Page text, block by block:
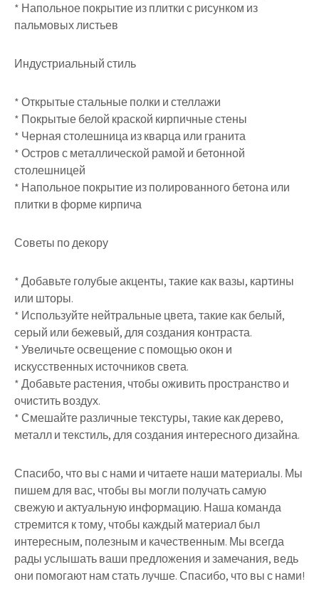
* Напольное покрытие из плитки с рисунком из
пальмовых листьев
Индустриальный стиль
* Открытые стальные полки и стеллажи
* Покрытые белой краской кирпичные стены
* Черная столешница из кварца или гранита
* Остров с металлической рамой и бетонной
столешницей
* Напольное покрытие из полированного бетона или
плитки в форме кирпича
Советы по декору
* Добавьте голубые акценты, такие как вазы, картины
или шторы.
* Используйте нейтральные цвета, такие как белый,
серый или бежевый, для создания контраста.
* Увеличьте освещение с помощью окон и
искусственных источников света.
* Добавьте растения, чтобы оживить пространство и
очистить воздух.
* Смешайте различные текстуры, такие как дерево,
металл и текстиль, для создания интересного дизайна.
Спасибо, что вы с нами и читаете наши материалы. Мы
пишем для вас, чтобы вы могли получать самую
свежую и актуальную информацию. Наша команда
стремится к тому, чтобы каждый материал был
интересным, полезным и качественным. Мы всегда
рады услышать ваши предложения и замечания, ведь
они помогают нам стать лучше. Спасибо, что вы с нами!